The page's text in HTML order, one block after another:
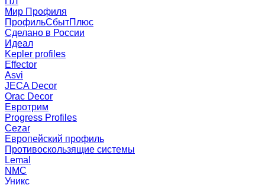
Мир Профиля
ПрофильСбытПлюс
Сделано в России
Идеал
Kepler profiles
Effector
Asvi
JECA Decor
Orac Decor
Евротрим
Progress Profiles
Cezar
Европейский профиль
Противоскользящие системы
Lemal
NMC
Уникс